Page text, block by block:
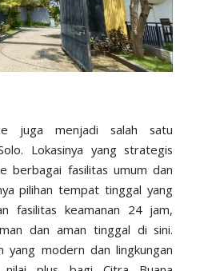
juga menjadi salah satu
Lokasinya yang strategis
berbagai fasilitas umum dan
pilihan tempat tinggal yang
fasilitas keamanan 24 jam,
dan aman tinggal di sini.
yang modern dan lingkungan